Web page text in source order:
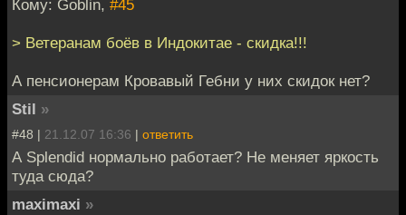
Кому: Goblin, #45
> Ветеранам боёв в Индокитае - скидка!!!
А пенсионерам Кровавый Гебни у них скидок нет?
Stil »
#48 | 21.12.07 16:36 | ответить
А Splendid нормально работает? Не меняет яркость
туда сюда?
maximaxi »